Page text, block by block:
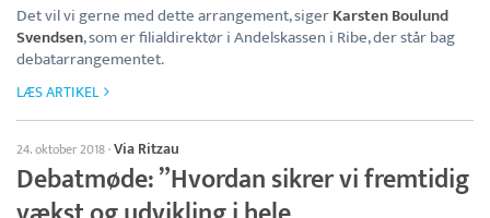
Det vil vi gerne med dette arrangement, sigerKarsten Boulund
Svendsen, som er filialdirektør i Andelskassen i Ribe, der står bag
debatarrangementet.
LÆS ARTIKEL
24. oktober 2018·Via Ritzau
Debatmøde: ”Hvordan sikrer vi fremtidig